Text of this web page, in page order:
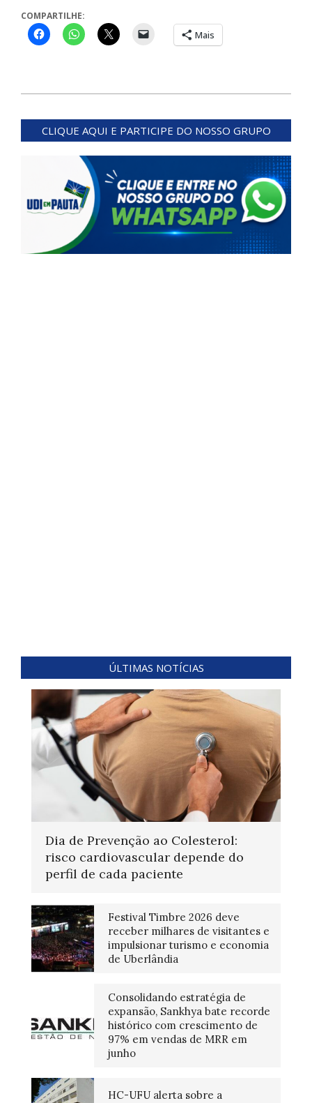
COMPARTILHE:
Mais
05-
CLIQUE AQUI E PARTICIPE DO NOSSO GRUPO
ÚLTIMAS NOTÍCIAS
Dia de Prevenção ao Colesterol:
risco cardiovascular depende do
perfil de cada paciente
Festival Timbre 2026 deve
receber milhares de visitantes e
impulsionar turismo e economia
de Uberlândia
Consolidando estratégia de
expansão, Sankhya bate recorde
histórico com crescimento de
97% em vendas de MRR em
junho
HC-UFU alerta sobre a